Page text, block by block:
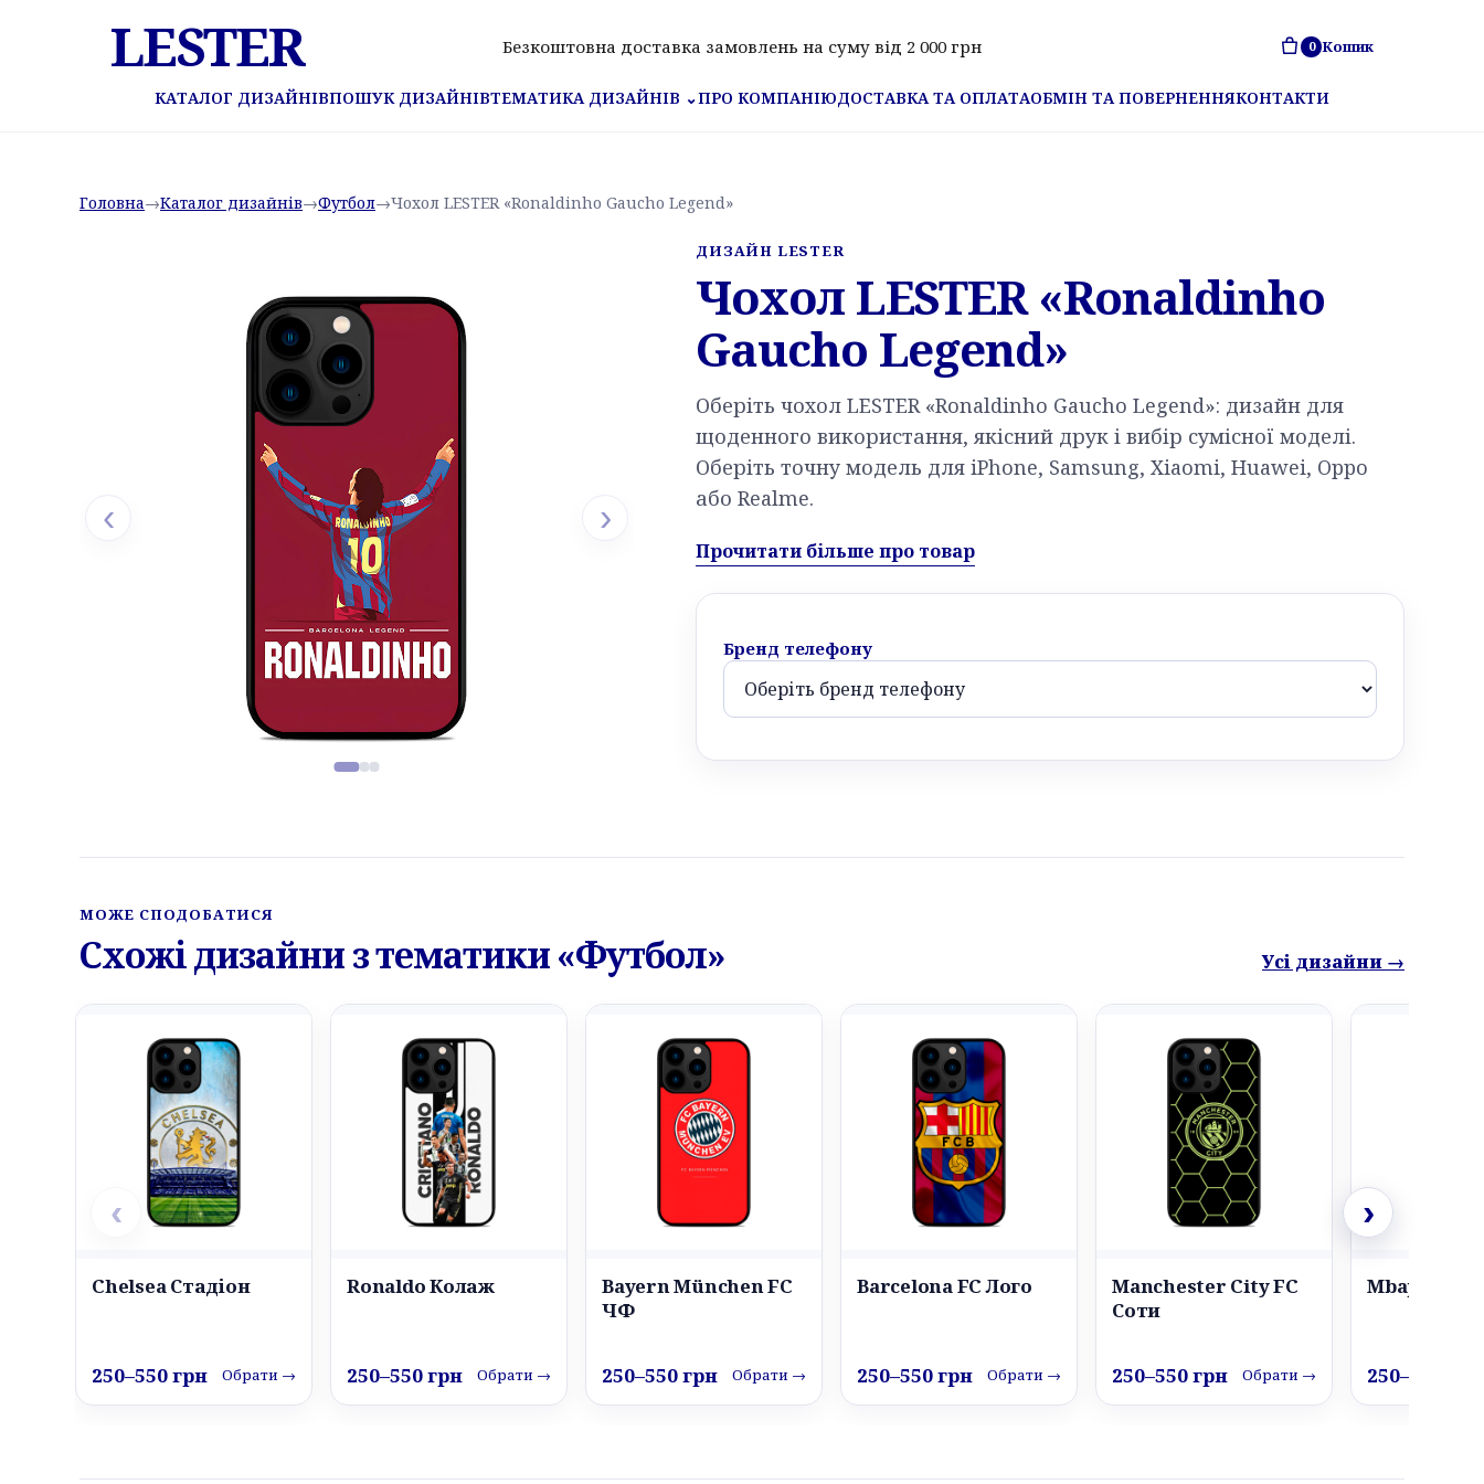
LESTER Безкоштовна доставка замовлень на суму від 2 000 грн 0 Кошик
КАТАЛОГ ДИЗАЙНІВПОШУК ДИЗАЙНІВТЕМАТИКА ДИЗАЙНІВ ⌄ПРО КОМПАНІЮДОСТАВКА ТА ОПЛАТАОБМІН ТА ПОВЕРНЕННЯКОНТАКТИ
Головна→Каталог дизайнів→Футбол→Чохол LESTER «Ronaldinho Gaucho Legend»
‹ ›
ДИЗАЙН LESTER
Чохол LESTER «Ronaldinho
Gaucho Legend»
Оберіть чохол LESTER «Ronaldinho Gaucho Legend»: дизайн для
щоденного використання, якісний друк і вибір сумісної моделі.
Оберіть точну модель для iPhone, Samsung, Xiaomi, Huawei, Oppo
або Realme.
Прочитати більше про товар
Бренд телефону
МОЖЕ СПОДОБАТИСЯ
Схожі дизайни з тематики «Футбол» Усі дизайни →
‹
Chelsea Стадіон
250–550 грн Обрати →
Ronaldo Колаж
250–550 грн Обрати →
Bayern München FC
ЧФ
250–550 грн Обрати →
Barcelona FC Лого
250–550 грн Обрати →
Manchester City FC
Соти
250–550 грн Обрати →
Mbappe 7
250–550 грн
›